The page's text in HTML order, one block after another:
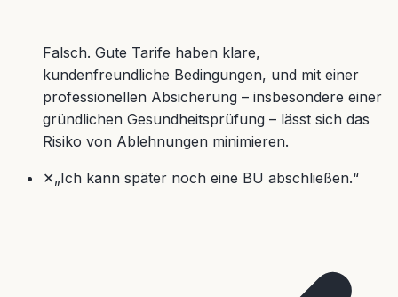
Falsch. Gute Tarife haben klare,
kundenfreundliche Bedingungen, und mit einer
professionellen Absicherung – insbesondere einer
gründlichen Gesundheitsprüfung – lässt sich das
Risiko von Ablehnungen minimieren.
✕„Ich kann später noch eine BU abschließen.“